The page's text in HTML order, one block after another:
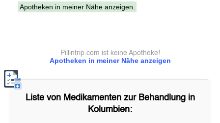
Apotheken in meiner Nähe anzeigen.
Apotheken in meiner Nähe anzeigen
Pillintrip.com ist keine Apotheke!
Liste von Medikamenten zur Behandlung in
Kolumbien: